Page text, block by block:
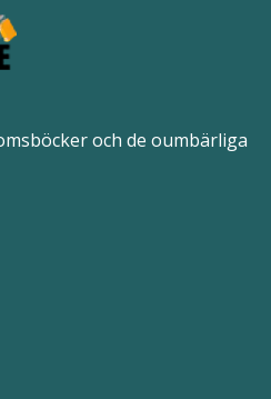
och de oumbärliga